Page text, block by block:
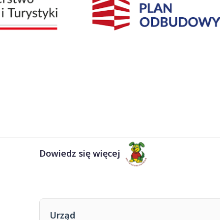
Dowiedz się więcej
Urząd